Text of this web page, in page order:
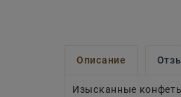
Описание
Изысканные